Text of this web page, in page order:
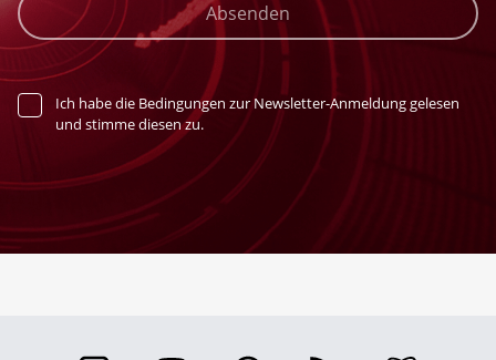
Absenden
Ich habe die Bedingungen zur Newsletter-Anmeldung gelesen
und stimme diesen zu.